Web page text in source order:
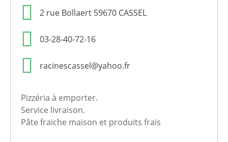
2 rue Bollaert 59670 CASSEL
03-28-40-72-16
racinescassel@yahoo.fr
Pizzéria à emporter.
Service livraison.
Pâte fraiche maison et produits frais